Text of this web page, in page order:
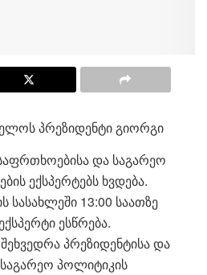
პრეზიდენტი გიორგი
და საგარეო
ექსპერტებს ხვდება.
სასახლეში 13:00 საათზე
ესწრება.
პრეზიდენტისა და
პოლიტიკის